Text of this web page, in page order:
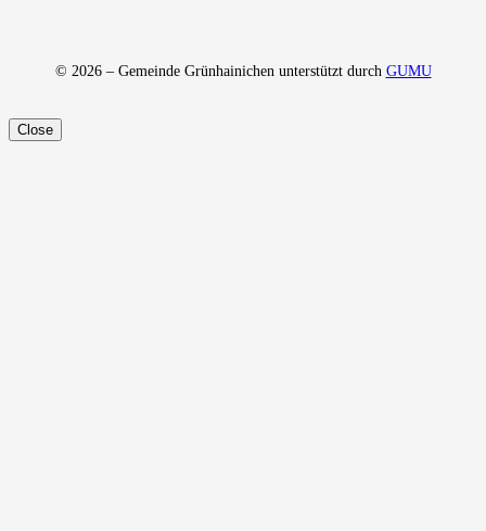
© 2026 – Gemeinde Grünhainichen unterstützt durch GUMU
Close